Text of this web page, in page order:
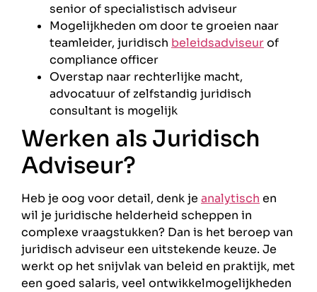
senior of specialistisch adviseur
Mogelijkheden om door te groeien naar
teamleider, juridisch beleidsadviseurof
compliance officer
Overstap naar rechterlijke macht,
advocatuur of zelfstandig juridisch
consultant is mogelijk
Werken als Juridisch
Adviseur?
Heb je oog voor detail, denk je analytisch en
wil je juridische helderheid scheppen in
complexe vraagstukken? Dan is het beroep van
juridisch adviseur een uitstekende keuze. Je
werkt op het snijvlak van beleid en praktijk, met
een goed salaris, veel ontwikkelmogelijkheden